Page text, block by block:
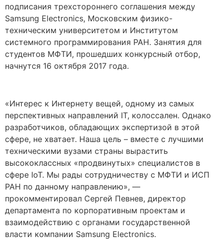
подписания трехстороннего соглашения между
Samsung Electronics, Московским физико-
техническим университетом и Институтом
системного программирования РАН. Занятия для
студентов МФТИ, прошедших конкурсный отбор,
начнутся 16 октября 2017 года.
«Интерес к Интернету вещей, одному из самых
перспективных направлений IT, колоссален. Однако
разработчиков, обладающих экспертизой в этой
сфере, не хватает. Наша цель – вместе с лучшими
техническими вузами страны вырастить
высококлассных «продвинутых» специалистов в
сфере IoT. Мы рады сотрудничеству с МФТИ и ИСП
РАН по данному направлению», —
прокомментировал Сергей Певнев, директор
департамента по корпоративным проектам и
взаимодействию с органами государственной
власти компании Samsung Electronics.